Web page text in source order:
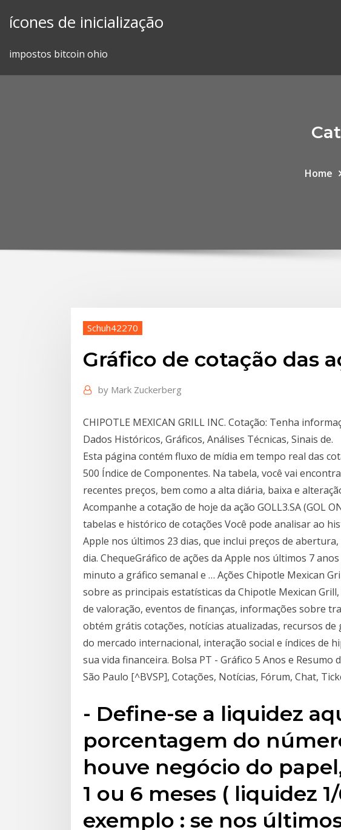
ícones de inicialização
impostos bitcoin ohio
Home
Schuh42270
Gráfico de cotação das
by Mark Zuckerberg
CHIPOTLE MEXICAN GRILL INC. Cotação: Tenha
Dados Históricos, Gráficos, Análises Técnicas, Sinais de.
Esta página contém fluxo de mídia em tempo real das
500 Índice de Componentes. Na tabela, você vai
recentes preços, bem como a alta diária, baixa e
Acompanhe a cotação de hoje da ação GOLL3.SA (GOL
tabelas e histórico de cotações Você pode analisar ao
Apple nos últimos 23 dias, que inclui preços de
dia. ChequeGráfico de ações da Apple nos últimos 7
minuto a gráfico semanal e … Ações Chipotle Mexican
sobre as principais estatísticas da Chipotle Mexican Grill,
de valoração, eventos de finanças, informações sobre
obtém grátis cotações, notícias atualizadas, recursos
do mercado internacional, interação social e índices de
sua vida financeira. Bolsa PT - Gráfico 5 Anos e Resumo
São Paulo [^BVSP], Cotações, Notícias, Fórum, Chat,
- Define-se a liquidez
porcentagem do
houve negócio do
1 ou 6 meses ( liquidez
exemplo : se nos